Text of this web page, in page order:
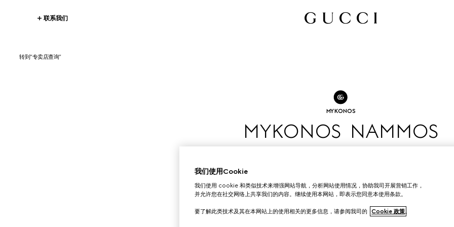
联系我们
转到“专卖店查询”
MYKONOS
MYKONOS NAMMOS
我们使用Cookie
我们使用 cookie 和类似技术来增强网站导航，分析网站使用情况，协助我司开展营销工作，
并允许您在社交网络上共享我们的内容。继续使用本网站，即表示您同意本使用条款。
要了解此类技术及其在本网站上的使用相关的更多信息，请参阅我司的 Cookie 政策